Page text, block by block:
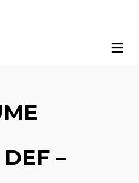
–